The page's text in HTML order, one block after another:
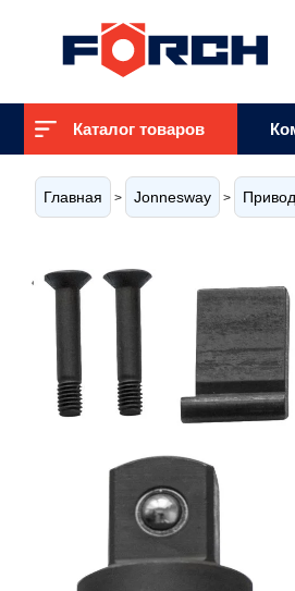
Каталог товаров
Главная > Jonnesway >